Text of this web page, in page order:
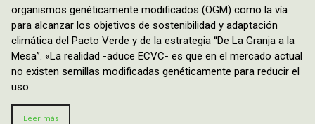
organismos genéticamente modificados (OGM) como la vía
para alcanzar los objetivos de sostenibilidad y adaptación
climática del Pacto Verde y de la estrategia “De La Granja a la
Mesa”. «La realidad -aduce ECVC- es que en el mercado actual
no existen semillas modificadas genéticamente para reducir el
uso…
Leer más